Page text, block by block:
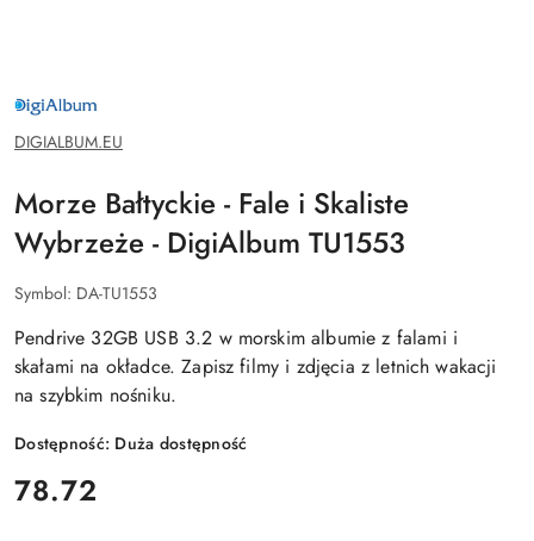
DIGIALBUM.EU
DIGIALBUM.EU
Morze Bałtyckie - Fale i Skaliste
Wybrzeże - DigiAlbum TU1553
Symbol: DA-TU1553
Pendrive 32GB USB 3.2 w morskim albumie z falami i
skałami na okładce. Zapisz filmy i zdjęcia z letnich wakacji
na szybkim nośniku.
Dostępność: Duża dostępność
cena:
78.72